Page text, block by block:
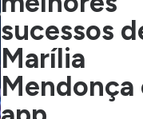
sucessos
Marília
Mendonça